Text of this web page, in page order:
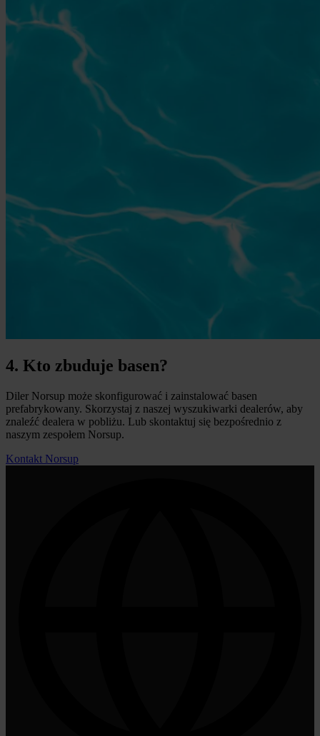
4. Kto zbuduje basen?
Diler Norsup może skonfigurować i zainstalować basen
prefabrykowany. Skorzystaj z naszej wyszukiwarki dealerów, aby
znaleźć dealera w pobliżu. Lub skontaktuj się bezpośrednio z
naszym zespołem Norsup.
Kontakt Norsup